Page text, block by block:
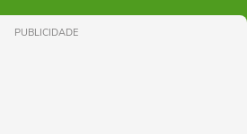
PUBLICIDADE